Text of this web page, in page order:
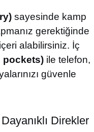
sayesinde kamp
gerektiğinde
alabilirsiniz. İç
pockets)ile telefon,
güvenle
Direkler